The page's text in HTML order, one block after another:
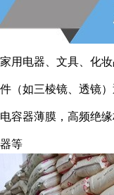
家用电器、文具、化
件（如三棱镜、透镜
电容器薄膜，高频绝
器等